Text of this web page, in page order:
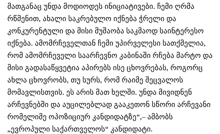
მათგანაც უნდა მოდიოდეს ინიციატივები. ჩემი ღრმა
რწმენით, ახალი საკრებულო იქნება ჭრელი და
კონკურენტული და მისი მუშაობა საკმაოდ საინტერესო
იქნება. ამომრჩეველთან ჩემი უპირველესი სათქმელია,
რომ ამომრჩეველი საარჩევნო კაბინაში რჩება მარტო და
მისი გადასაწყვეტია აპირებს ისე ცხოვრებას, როგორც
ახლა ცხოვრობს, თუ სურს, რომ რაიმე შეცვალოს
მომავლისთვის. ეს არის მათ ხელში. უნდა მივიდნენ
არჩევნებში და აუცილებლად გააკეთონ სწორი არჩევანი
რომელიმე ოპოზიციურ კანდიდატზე“,– ამბობს
„ევროპული საქართველოს“ კანდიდატი.